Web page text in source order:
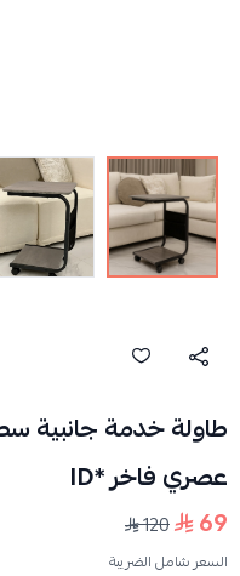
طاولة خدمة
عصري فاخر *ID
69
120
السعر شامل الضريبة